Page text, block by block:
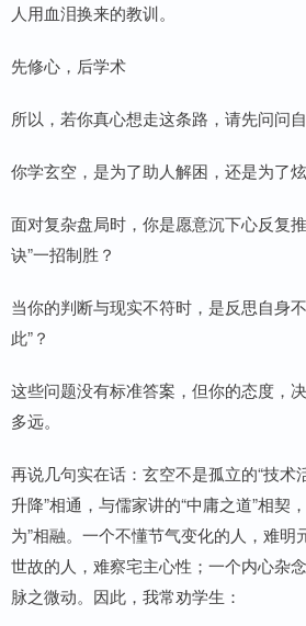
人用血泪换来的教训。
先修心，后学术
所以，若你真心想走这条路，请先问问
你学玄空，是为了助人解困，还是为了
面对复杂盘局时，你是愿意沉下心反复
诀”一招制胜？
当你的判断与现实不符时，是反思自身
此”？
这些问题没有标准答案，但你的态度，
多远。
再说几句实在话：玄空不是孤立的“技术
升降”相通，与儒家讲的“中庸之道”相契
为”相融。一个不懂节气变化的人，难明
世故的人，难察宅主心性；一个内心杂
脉之微动。因此，我常劝学生：